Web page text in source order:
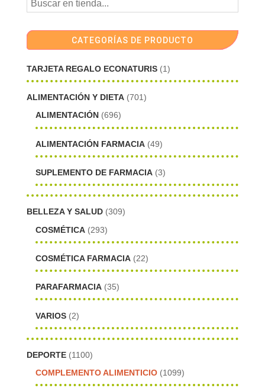
CATEGORÍAS DE PRODUCTO
TARJETA REGALO ECONATURIS (1)
ALIMENTACIÓN Y DIETA (701)
ALIMENTACIÓN (696)
ALIMENTACIÓN FARMACIA (49)
SUPLEMENTO DE FARMACIA (3)
BELLEZA Y SALUD (309)
COSMÉTICA (293)
COSMÉTICA FARMACIA (22)
PARAFARMACIA (35)
VARIOS (2)
DEPORTE (1100)
COMPLEMENTO ALIMENTICIO (1099)